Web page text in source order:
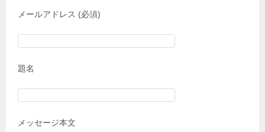
メールアドレス (必須)
題名
メッセージ本文